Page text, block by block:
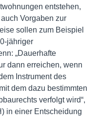
entstehen,
Vorgaben zur
sollen zum Beispiel
jähriger
„Dauerhafte
dann erreichen, wenn
Instrument des
dem dazu bestimmten
verfolgt wird“,
in einer Entscheidung